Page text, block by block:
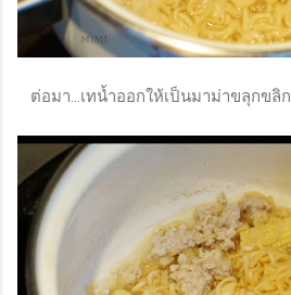
ต่อมา...เทน้ำออกให้เป็นมาม่าขลุกขลิก